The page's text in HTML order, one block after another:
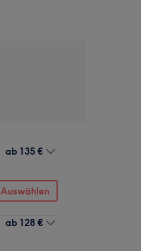
ab 135 €
Auswählen
ab 128 €